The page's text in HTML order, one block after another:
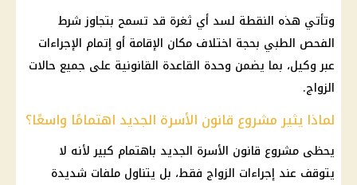
وتأتي هذه النقطة لسد أي ثغرة قد تسمح بتجاوز شرط
الفحص الطبي بحجة اختلاف مكان الإقامة أو إتمام الإجراءات
عبر وكيل، بما يضمن وحدة القاعدة القانونية على جميع حالات
الزواج.
لماذا يثير مشروع قانون الأسرة الجديد اهتمامًا واسعًا؟
يحظى مشروع قانون الأسرة الجديد باهتمام كبير لأنه لا
يتوقف عند إجراءات الزواج فقط، بل يتناول ملفات شديدة